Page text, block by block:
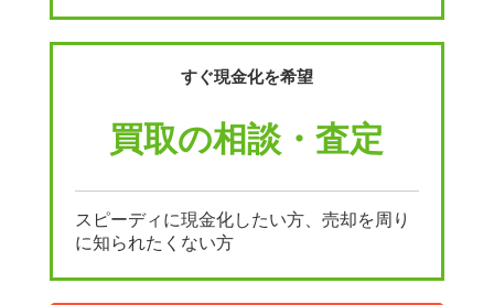
すぐ現金化を希望
買取の相談・査定
スピーディに現金化したい方、売却を周り
に知られたくない方